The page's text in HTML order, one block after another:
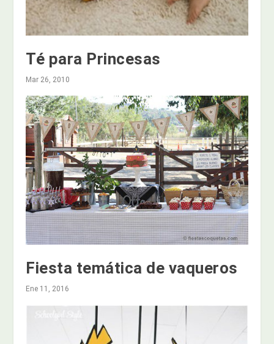
Té para Princesas
Mar 26, 2010
Fiesta temática de vaqueros
Ene 11, 2016